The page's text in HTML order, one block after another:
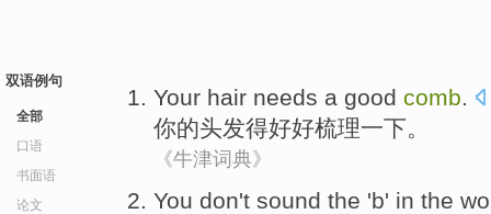
双语例句
全部
口语
书面语
论文
Your hair needs a good comb.
你的头发得好好梳理一下。
《牛津词典》
You don't sound the 'b' in the